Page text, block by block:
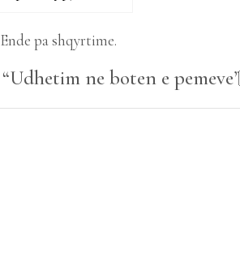
Ende pa shqyrtime.
ne boten e pemeve”